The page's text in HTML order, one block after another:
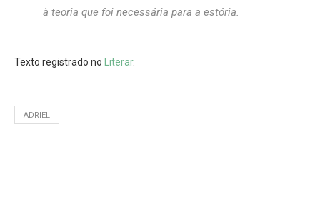
à teoria que foi necessária para a estória.
Texto registrado no Literar.
ADRIEL